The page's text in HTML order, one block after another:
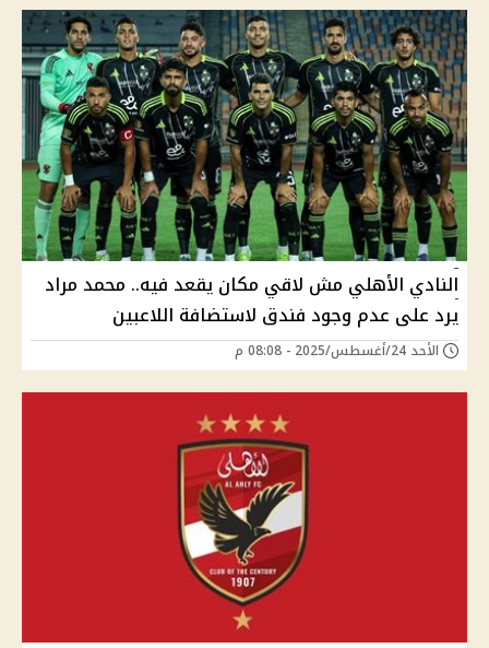
النادي الأهلي مش لاقي مكان يقعد فيه.. محمد مراد
يرد على عدم وجود فندق لاستضافة اللاعبين
الأحد 24/أغسطس/2025 - 08:08 م